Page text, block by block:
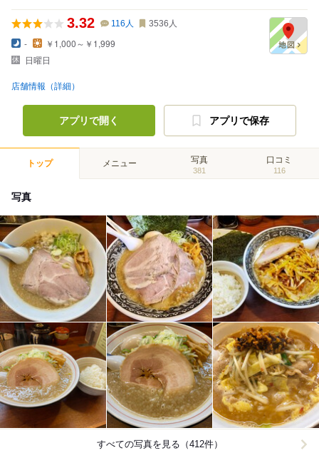
3.32 116 人 3536 人
-
￥1,000～￥1,999
日曜日
店舗情報（詳細）
アプリで開く アプリで保存
トップ メニュー 写真
381
口コミ
116
写真
すべての写真を見る（412件）